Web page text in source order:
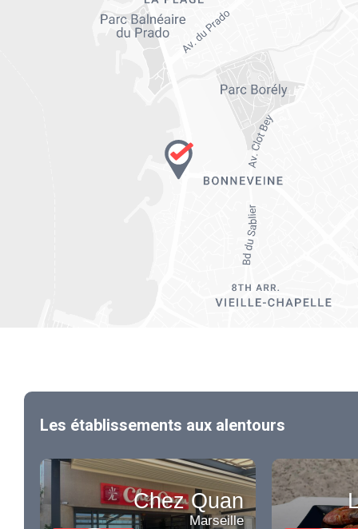
Les établissements aux alentours
Chez Quan
Marseille